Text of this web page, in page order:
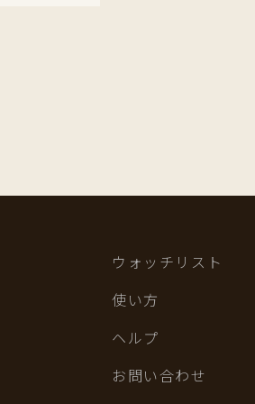
ウォッチリスト
使い方
ヘルプ
お問い合わせ